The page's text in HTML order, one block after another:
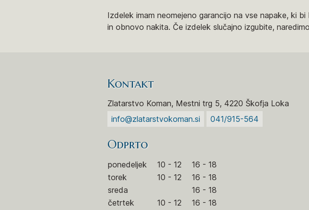
Izdelek imam neomejeno garancijo na vse napake, ki
in obnovo nakita. Če izdelek slučajno izgubite,
Kontakt
Zlatarstvo Koman, Mestni trg 5, 4220 Škofja Loka
info@zlatarstvokoman.si
041/915-564
Odprto
ponedeljek 10 - 12
16 - 18
torek
10 - 12
16 - 18
sreda
16 - 18
četrtek
10 - 12
16 - 18